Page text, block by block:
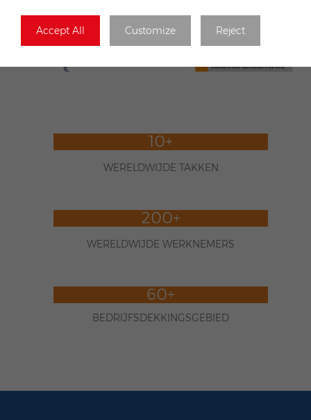
Accept All Customize Reject
10+
WERELDWIJDE TAKKEN
200+
WERELDWIJDE WERKNEMERS
60+
BEDRIJFSDEKKINGSGEBIED